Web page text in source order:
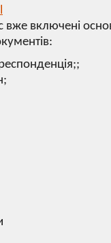
вже включені